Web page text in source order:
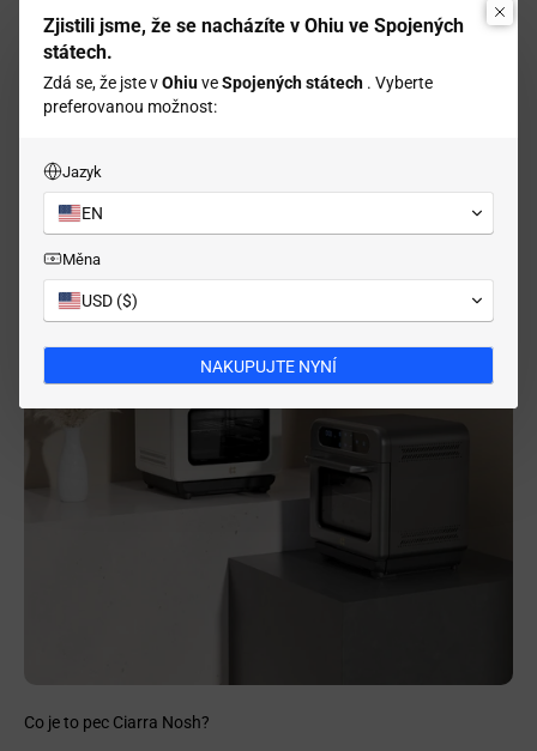
Domácí vaření bude brzy mnohem jednodušší! Rozlučte se s
odvěkým bojem o dosažení dokonalé rovnováhy mezi křupavou a
šťavnatou texturou. Pečicí trouba Ciarra Nosh způsobila
revoluci...
Co je to pec Ciarra Nosh?
Zjistili jsme, že se nacházíte v Ohiu ve Spojených
státech.
Zdá se, že jste vOhiuveSpojených státech . Vyberte
preferovanou možnost:
Jazyk
EN
Měna
USD ($)
NAKUPUJTE NYNÍ